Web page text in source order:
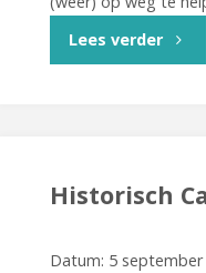
Lees verder
Historisch
Datum: 5 september